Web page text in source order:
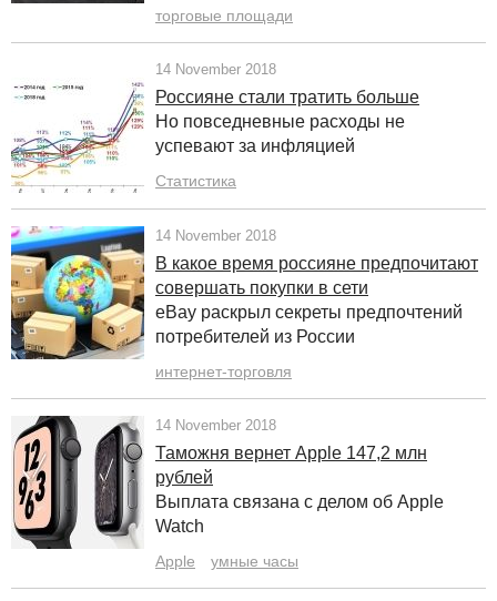
торговые площади
14 November 2018
Россияне стали тратить больше
Но повседневные расходы не
успевают за инфляцией
Статистика
14 November 2018
В какое время россияне предпочитают
совершать покупки в сети
eBay раскрыл секреты предпочтений
потребителей из России
интернет-торговля
14 November 2018
Таможня вернет Apple 147,2 млн
рублей
Выплата связана с делом об Apple
Watch
Apple умные часы